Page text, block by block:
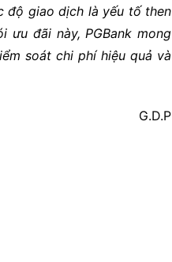
độ giao dịch là yếu tố then
ưu đãi này, PGBank mong
soát chi phí hiệu quả và
G.D.P